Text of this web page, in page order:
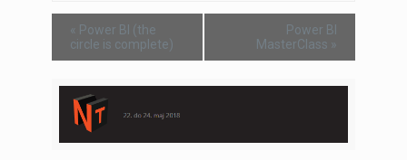
« Power BI (the
circle is complete)
Power BI
MasterClass »